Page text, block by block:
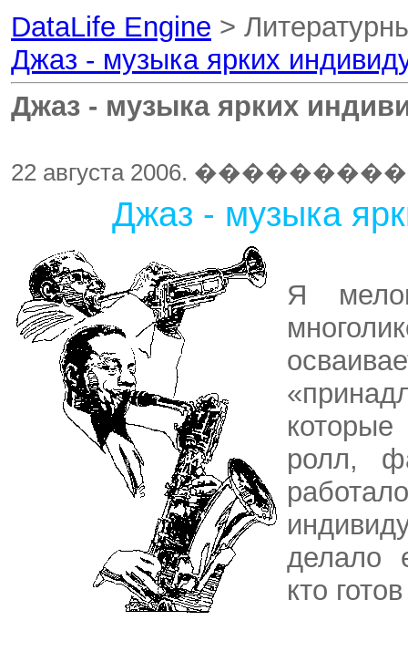
DataLife Engine >
Джаз - музыка ярких
Джаз - музыка ярких
22 августа 2006.
Джаз - музыка
Я
ролл,
делало
кто